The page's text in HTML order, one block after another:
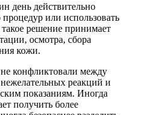
день действительно
или использовать
решение принимает
осмотра, сбора
кожи.
конфликтовали между
реакций и
показаниям. Иногда
получить более